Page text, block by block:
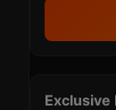
Exclusive